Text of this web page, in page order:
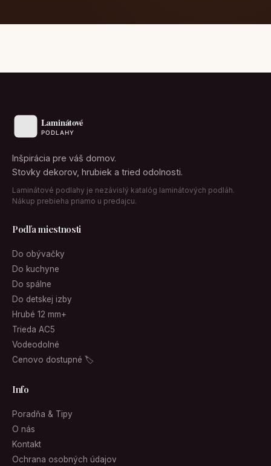
Inšpirácia pre váš domov.
Stovky dekorov, hrubiek a tried odolnosti.
Laminátové podlahy je nezávislý katalóg laminátových podláh.
Nákup prebieha priamo u predajcu.
Podľa miestnosti
Do obývačky
Do kuchyne
Do spálne
Do detskej izby
Hrubé 12 mm+
Trieda AC5
Vodeodolné
Cenovo dostupné 🏷
Info
Poradňa & Tipy
O nás
Kontakt
Ochrana osobných údajov